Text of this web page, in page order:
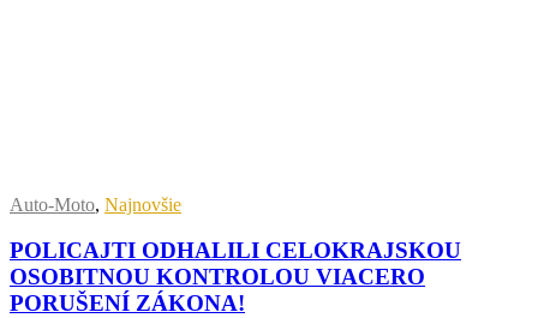
Auto-Moto, Najnovšie
POLICAJTI ODHALILI CELOKRAJSKOU
OSOBITNOU KONTROLOU VIACERO
PORUŠENÍ ZÁKONA!